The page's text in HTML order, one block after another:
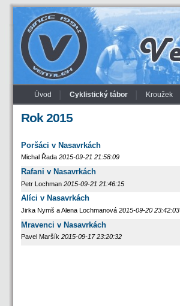
Úvod Cyklistický tábor Kroužek
Rok 2015
Poršáci v Nasavrkách
Michal Řada 2015-09-21 21:58:09
Rafani v Nasavrkách
Petr Lochman 2015-09-21 21:46:15
Alíci v Nasavrkách
Jirka Nymš a Alena Lochmanová 2015-09-20 23:42:03
Mravenci v Nasavrkách
Pavel Maršík 2015-09-17 23:20:32